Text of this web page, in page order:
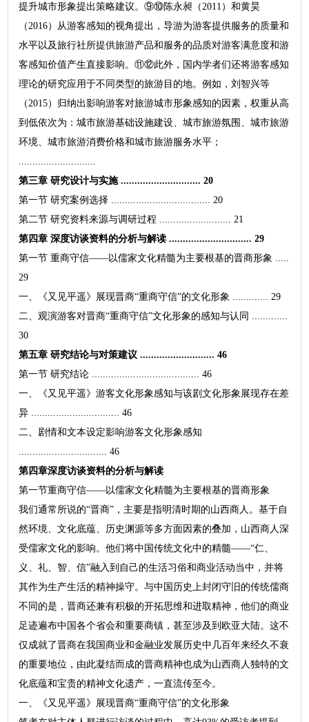
提升城市形象提出策略建议。⑨⑩陈永昶（2011）和黄昊
（2016）从游客感知的视角提出，导游为游客提供服务的质量和
水平以及旅行社所提供旅游产品和服务的品质对游客满意度和游
客感知价值产生直接影响。⑪⑫此外，国内学者们还将游客感知
理论的研究应用于不同类型的旅游目的地。例如，刘智兴等
（2015）归纳出影响游客对旅游城市形象感知的因素，权重从高
到低依次为：城市旅游基础设施建设、城市旅游氛围、城市旅游
环境、城市旅游消费价格和城市旅游服务水平；
第三章 研究设计与实施 ............................. 20
第一节 研究案例选择 .................................... 20
第二节 研究资料来源与调研过程 .......................... 21
第四章 深度访谈资料的分析与解读 .............................. 29
第一节 重商守信——以儒家文化精髓为主要根基的晋商形象 .....
29
一、《又见平遥》展现晋商“重商守信”的文化形象 ............. 29
二、观演游客对晋商“重商守信”文化形象的感知与认同 .............
30
第五章 研究结论与对策建议 ........................... 46
第一节 研究结论 ....................................... 46
一、《又见平遥》游客文化形象感知与该剧文化形象展现存在差
异 ................................ 46
二、剧情和文本设定影响游客文化形象感知
................................ 46
第四章深度访谈资料的分析与解读
第一节重商守信——以儒家文化精髓为主要根基的晋商形象
我们通常所说的“晋商”，主要是指明清时期的山西商人。基于自
然环境、文化底蕴、历史渊源等多方面因素的叠加，山西商人深
受儒家文化的影响。他们将中国传统文化中的精髓——“仁、
义、礼、智、信”融入到自己的生活习俗和商业活动当中，并将
其作为生产生活的精神操守。与中国历史上封闭守旧的传统儒商
不同的是，晋商还兼有积极的开拓思维和进取精神，他们的商业
足迹遍布中国各个省会和重要商镇，甚至涉及到欧亚大陆。这不
仅成就了晋商在我国商业和金融业发展历史中几百年来经久不衰
的重要地位，由此凝结而成的晋商精神也成为山西商人独特的文
化底蕴和宝贵的精神文化遗产，一直流传至今。
一、《又见平遥》展现晋商“重商守信”的文化形象